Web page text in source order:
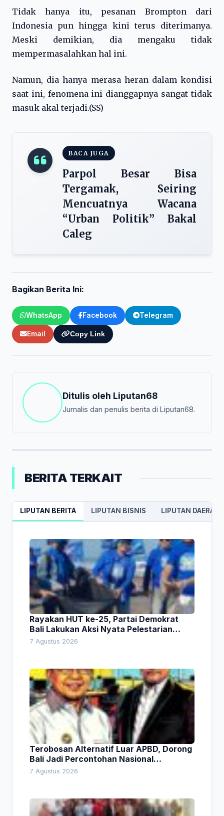
Tidak hanya itu, pesanan Brompton dari
Indonesia pun hingga kini terus diterimanya.
Meski demikian, dia mengaku tidak
mempermasalahkan hal ini.
Namun, dia hanya merasa heran dalam kondisi
saat ini, fenomena ini dianggapnya sangat tidak
masuk akal terjadi.(SS)
BACA JUGA
Parpol Besar Bisa
Tergamak, Seiring
Mencuatnya Wacana
“Urban Politik” Bakal
Caleg
Bagikan Berita Ini:
WhatsApp Facebook Telegram
Email Copy Link
Ditulis oleh Liputan68
Jurnalis dan penulis berita di Liputan68.
BERITA TERKAIT
LIPUTAN BERITA LIPUTAN BISNIS LIPUTAN DAERAH
Rayakan HUT ke-25, Partai Demokrat
Bali Lakukan Aksi Nyata Pelestarian
Lingkungan
7 Agustus 2026
Terobosan Alternatif Luar APBD, Dorong
Bali Jadi Percontohan Nasional
Pembiayaan Daerah
7 Agustus 2026